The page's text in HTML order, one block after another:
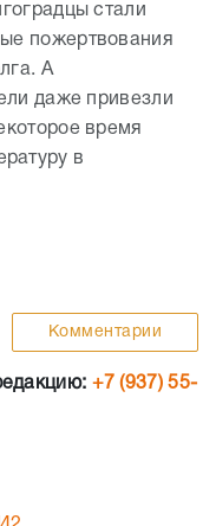
стали
пожертвования
А
даже привезли
время
в
Комментарии
+7 (937) 55-